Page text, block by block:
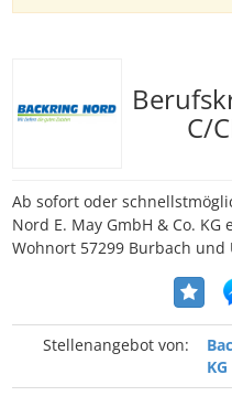
C/
Ab sofort oder
Nord E. May GmbH & Co.
Wohnort 57299 Burbach und
Stellenangebot von:
KG